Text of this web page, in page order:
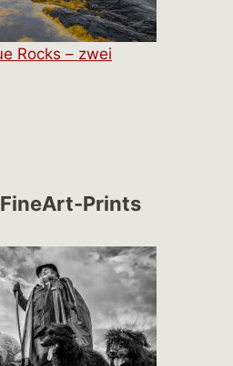
Rocks – zwei
Prints